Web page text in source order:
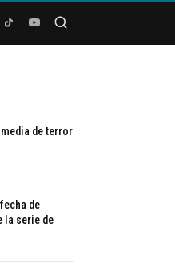
de terror
de
la serie de